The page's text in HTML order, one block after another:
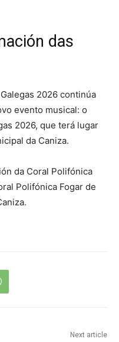
das
2026 continúa
evento musical: o
2026, que terá lugar
da Caniza.
da Coral Polifónica
Polifónica Fogar de
Next article